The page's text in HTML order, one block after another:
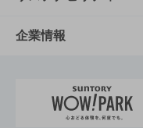
栄養成分一覧
工場見学
地域情報
サントリーホール
サントリーサンバ
サステナビリティ
サントリーが考え
企業情報
企業概要